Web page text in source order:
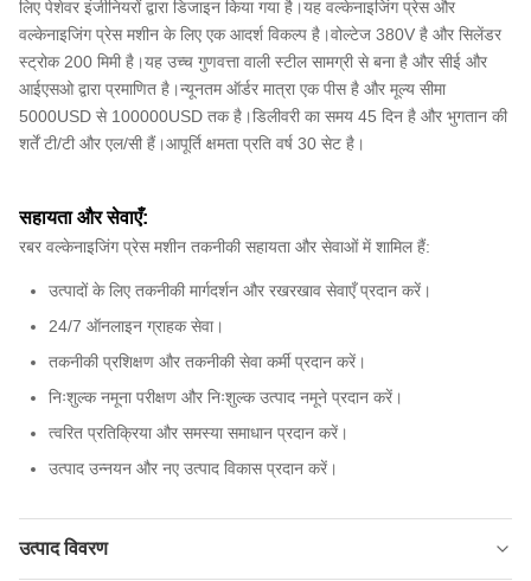
लिए पेशेवर इंजीनियरों द्वारा डिजाइन किया गया है।यह वल्केनाइजिंग प्रेस और
वल्केनाइजिंग प्रेस मशीन के लिए एक आदर्श विकल्प है।वोल्टेज 380V है और सिलेंडर
स्ट्रोक 200 मिमी है।यह उच्च गुणवत्ता वाली स्टील सामग्री से बना है और सीई और
आईएसओ द्वारा प्रमाणित है।न्यूनतम ऑर्डर मात्रा एक पीस है और मूल्य सीमा
5000USD से 100000USD तक है।डिलीवरी का समय 45 दिन है और भुगतान की
शर्तें टी/टी और एल/सी हैं।आपूर्ति क्षमता प्रति वर्ष 30 सेट है।
सहायता और सेवाएँ:
रबर वल्केनाइजिंग प्रेस मशीन तकनीकी सहायता और सेवाओं में शामिल हैं:
उत्पादों के लिए तकनीकी मार्गदर्शन और रखरखाव सेवाएँ प्रदान करें।
24/7 ऑनलाइन ग्राहक सेवा।
तकनीकी प्रशिक्षण और तकनीकी सेवा कर्मी प्रदान करें।
निःशुल्क नमूना परीक्षण और निःशुल्क उत्पाद नमूने प्रदान करें।
त्वरित प्रतिक्रिया और समस्या समाधान प्रदान करें।
उत्पाद उन्नयन और नए उत्पाद विकास प्रदान करें।
उत्पाद विवरण